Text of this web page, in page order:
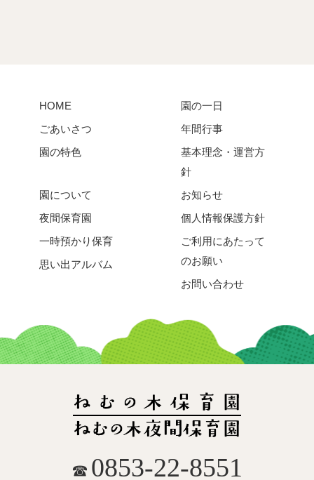
HOME
ごあいさつ
園の特色
園の一日
年間行事
基本理念・運営方
針
園について
夜間保育園
一時預かり保育
思い出アルバム
お知らせ
個人情報保護方針
ご利用にあたって
のお願い
お問い合わせ
☎ 0853-22-8551